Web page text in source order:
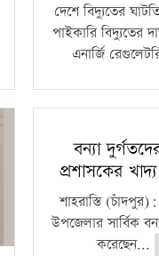
দেশে বিদ্যুতের
পাইকারি বিদ্যুতের
এনার্জি
বন্যা
প্রশাসকের
শাহরাস্তি (চাঁদপুর):
উপজেলার সার্বিক
করেছেন...